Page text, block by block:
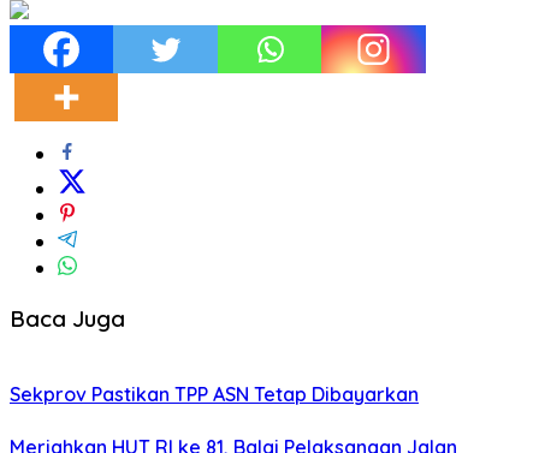
Baca Juga
Sekprov Pastikan TPP ASN Tetap Dibayarkan
Meriahkan HUT RI ke 81, Balai Pelaksanaan Jalan